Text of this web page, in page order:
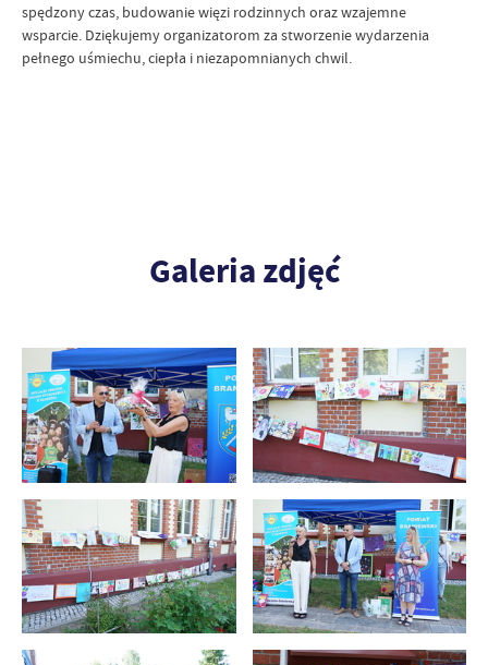
spędzony czas, budowanie więzi rodzinnych oraz wzajemne
wsparcie. Dziękujemy organizatorom za stworzenie wydarzenia
pełnego uśmiechu, ciepła i niezapomnianych chwil.
Galeria zdjęć